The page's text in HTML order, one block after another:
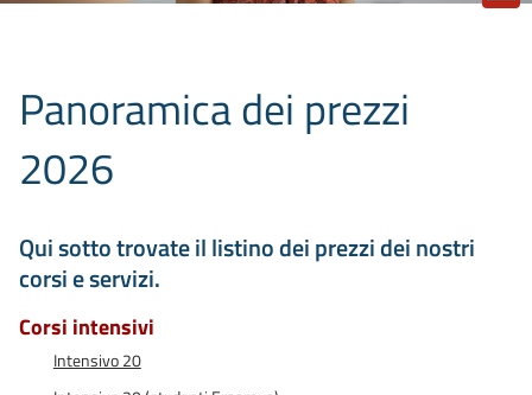
Panoramica dei prezzi
2026
Qui sotto trovate il listino dei prezzi dei nostri
corsi e servizi.
Corsi intensivi
Intensivo 20